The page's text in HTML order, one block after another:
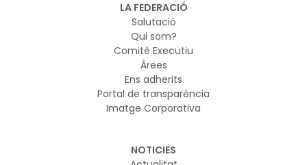
LA FEDERACIÓ
Salutació
Qui som?
Comitè Executiu
Àrees
Ens adherits
Portal de transparència
Imatge Corporativa
NOTICIES